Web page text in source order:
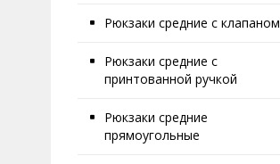
Рюкзаки средние с клапаном
Рюкзаки средние с
принтованной ручкой
Рюкзаки средние
прямоугольные